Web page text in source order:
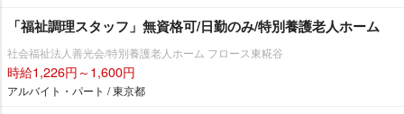
「福祉調理スタッフ」無資格可/日勤のみ/特別養護老人ホーム
社会福祉法人善光会/特別養護老人ホーム フロース東糀谷
時給1,226円～1,600円
アルバイト・パート / 東京都